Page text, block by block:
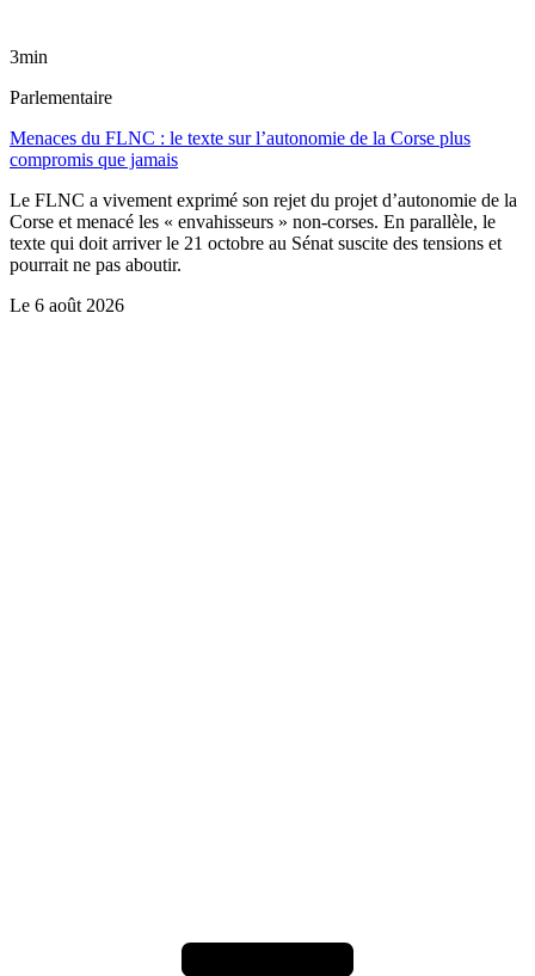
3min
Parlementaire
Menaces du FLNC : le texte sur l’autonomie de la Corse plus
compromis que jamais
Le FLNC a vivement exprimé son rejet du projet d’autonomie de la
Corse et menacé les « envahisseurs » non-corses. En parallèle, le
texte qui doit arriver le 21 octobre au Sénat suscite des tensions et
pourrait ne pas aboutir.
Le 6 août 2026